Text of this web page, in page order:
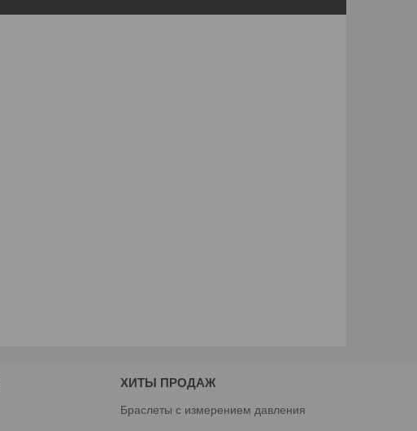
ХИТЫ ПРОДАЖ
Браслеты с измерением давления